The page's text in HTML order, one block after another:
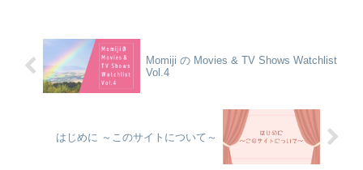
Momiji の Movies & TV Shows Watchlist
Vol.4
はじめに ～このサイトについて～